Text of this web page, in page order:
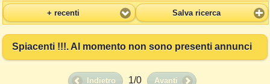
+ recenti Salva ricerca
Spiacenti !!!. Al momento non sono presenti annunci
Indietro 1/0 Avanti